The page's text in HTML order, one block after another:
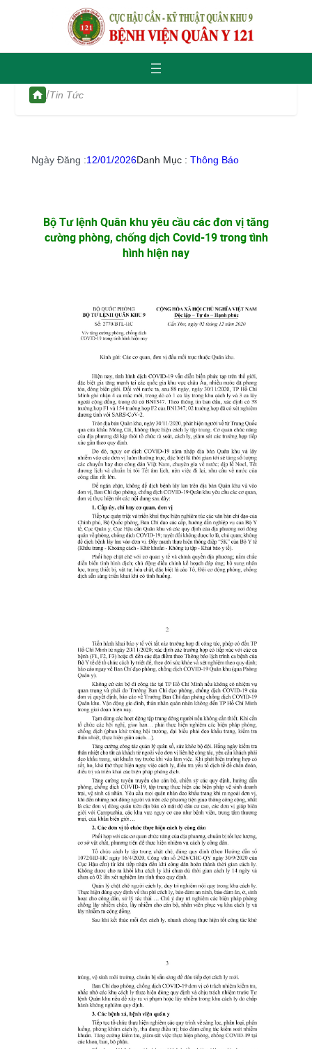
/Tin Tức
Ngày Đăng :12/01/2026Danh Mục : Thông Báo
Bộ Tư lệnh Quân khu yêu cầu các đơn vị tăng
cường phòng, chống dịch Covid-19 trong tình
hình hiện nay